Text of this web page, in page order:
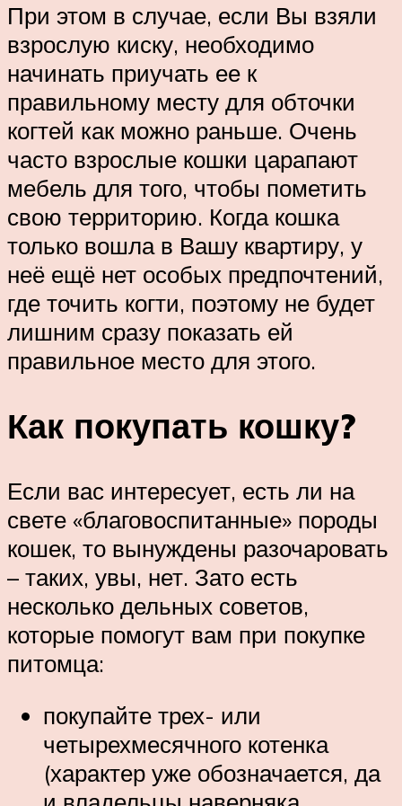
При этом в случае, если Вы взяли
взрослую киску, необходимо
начинать приучать ее к
правильному месту для обточки
когтей как можно раньше. Очень
часто взрослые кошки царапают
мебель для того, чтобы пометить
свою территорию. Когда кошка
только вошла в Вашу квартиру, у
неё ещё нет особых предпочтений,
где точить когти, поэтому не будет
лишним сразу показать ей
правильное место для этого.
Как покупать кошку?
Если вас интересует, есть ли на
свете «благовоспитанные» породы
кошек, то вынуждены разочаровать
– таких, увы, нет. Зато есть
несколько дельных советов,
которые помогут вам при покупке
питомца:
покупайте трех- или
четырехмесячного котенка
(характер уже обозначается, да